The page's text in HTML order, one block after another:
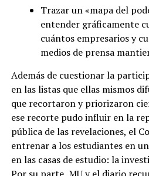
Trazar un «mapa del
entender gráficamente
cuántos empresarios y
medios de prensa
Además de cuestionar la
en las listas que ellas mismos
que recortaron y priorizaron
ese recorte pudo influir en la
pública de las revelaciones, el
entrenar a los estudiantes en
en las casas de estudio: la